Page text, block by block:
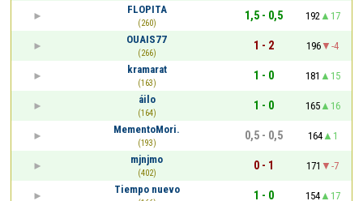
FLOPITA
(260)
1,5 - 0,5 192
17
OUAIS77
(266)
1 - 2 196
-4
kramarat
(163)
1 - 0 181
15
áilo
(164)
1 - 0 165
16
MementoMori.
(193)
0,5 - 0,5 164
1
mjnjmo
(402)
0 - 1 171
-7
Tiempo nuevo
1 - 0 154
17